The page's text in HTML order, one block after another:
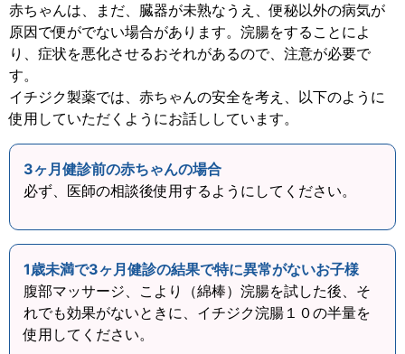
赤ちゃんは、まだ、臓器が未熟なうえ、便秘以外の病気が
原因で便がでない場合があります。浣腸をすることによ
り、症状を悪化させるおそれがあるので、注意が必要で
す。
イチジク製薬では、赤ちゃんの安全を考え、以下のように
使用していただくようにお話ししています。
3ヶ月健診前の赤ちゃんの場合
必ず、医師の相談後使用するようにしてください。
1歳未満で3ヶ月健診の結果で特に異常がないお子様
腹部マッサージ、こより（綿棒）浣腸を試した後、そ
れでも効果がないときに、イチジク浣腸１０の半量を
使用してください。